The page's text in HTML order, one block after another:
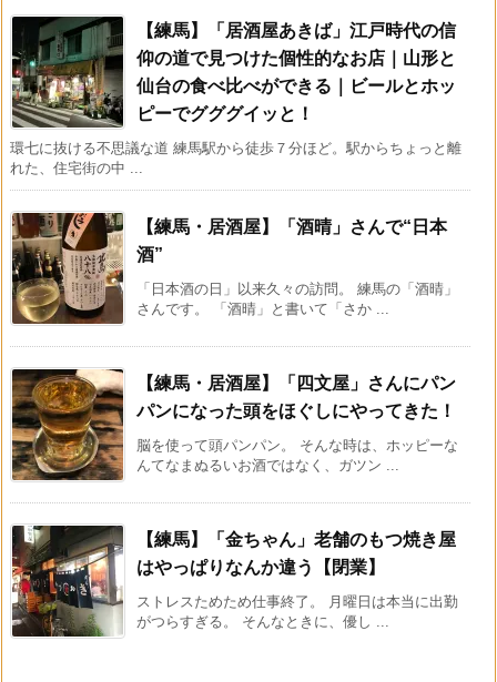
【練馬】「居酒屋あきば」江戸時代の信
仰の道で見つけた個性的なお店｜山形と
仙台の食べ比べができる｜ビールとホッ
ピーでグググイッと！
環七に抜ける不思議な道 練馬駅から徒歩７分ほど。駅からちょっと離
れた、住宅街の中 ...
【練馬・居酒屋】「酒晴」さんで“日本
酒”
「日本酒の日」以来久々の訪問。 練馬の「酒晴」
さんです。 「酒晴」と書いて「さか ...
【練馬・居酒屋】「四文屋」さんにパン
パンになった頭をほぐしにやってきた！
脳を使って頭パンパン。 そんな時は、ホッピーな
んてなまぬるいお酒ではなく、ガツン ...
【練馬】「金ちゃん」老舗のもつ焼き屋
はやっぱりなんか違う【閉業】
ストレスためため仕事終了。 月曜日は本当に出勤
がつらすぎる。 そんなときに、優し ...